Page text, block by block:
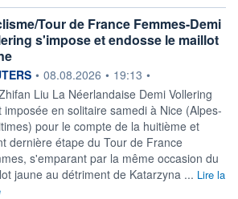
Tour de France Femmes-Demi
s'impose et endosse le maillot
fournie par
• 08.08.2026 • 19:13 •
Liu La Néerlandaise Demi Vollering
imposée en solitaire ‌samedi à Nice (Alpes-
pour le compte de la huitième et
dernière étape du Tour de France
s'emparant par la même ​occasion du
jaune au détriment de Katarzyna ... Lire la